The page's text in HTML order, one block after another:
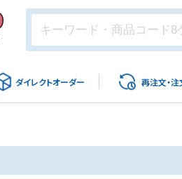
ダイレクトオーダー 再注文・注